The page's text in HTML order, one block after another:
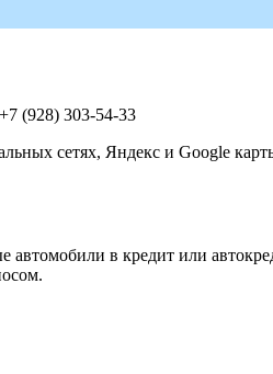
(928) 303-54-33
сетях, Яндекс и Google
в кредит или